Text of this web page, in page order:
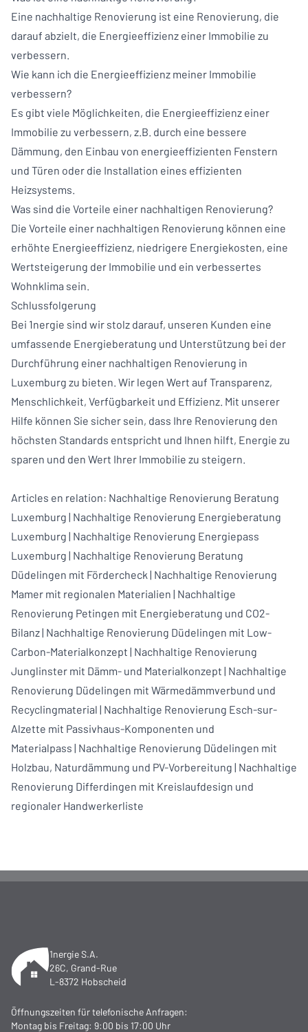
Eine nachhaltige Renovierung ist eine Renovierung, die
darauf abzielt, die Energieeffizienz einer Immobilie zu
verbessern.
Wie kann ich die Energieeffizienz meiner Immobilie
verbessern?
Es gibt viele Möglichkeiten, die Energieeffizienz einer
Immobilie zu verbessern, z.B. durch eine bessere
Dämmung, den Einbau von energieeffizienten Fenstern
und Türen oder die Installation eines effizienten
Heizsystems.
Was sind die Vorteile einer nachhaltigen Renovierung?
Die Vorteile einer nachhaltigen Renovierung können eine
erhöhte Energieeffizienz, niedrigere Energiekosten, eine
Wertsteigerung der Immobilie und ein verbessertes
Wohnklima sein.
Schlussfolgerung
Bei 1nergie sind wir stolz darauf, unseren Kunden eine
umfassende Energieberatung und Unterstützung bei der
Durchführung einer nachhaltigen Renovierung in
Luxemburg zu bieten. Wir legen Wert auf Transparenz,
Menschlichkeit, Verfügbarkeit und Effizienz. Mit unserer
Hilfe können Sie sicher sein, dass Ihre Renovierung den
höchsten Standards entspricht und Ihnen hilft, Energie zu
sparen und den Wert Ihrer Immobilie zu steigern.
Articles en relation: Nachhaltige Renovierung Beratung
Luxemburg | Nachhaltige Renovierung Energieberatung
Luxemburg | Nachhaltige Renovierung Energiepass
Luxemburg | Nachhaltige Renovierung Beratung
Düdelingen mit Fördercheck | Nachhaltige Renovierung
Mamer mit regionalen Materialien | Nachhaltige
Renovierung Petingen mit Energieberatung und CO2-
Bilanz| Nachhaltige Renovierung Düdelingen mit Low-
Carbon-Materialkonzept | Nachhaltige Renovierung
Junglinster mit Dämm- und Materialkonzept | Nachhaltige
Renovierung Düdelingen mit Wärmedämmverbund und
Recyclingmaterial | Nachhaltige Renovierung Esch-sur-
Alzette mit Passivhaus-Komponenten und
Materialpass | Nachhaltige Renovierung Düdelingen mit
Holzbau, Naturdämmung und PV-Vorbereitung | Nachhaltige
Renovierung Differdingen mit Kreislaufdesign und
regionaler Handwerkerliste
1nergie S.A.
26C, Grand-Rue
L-8372 Hobscheid
Öffnungszeiten für telefonische Anfragen:
Montag bis Freitag: 9:00 bis 17:00 Uhr